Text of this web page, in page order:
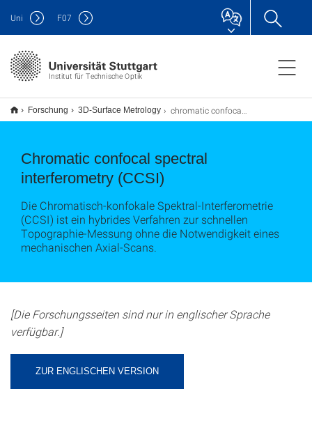
Institut für Technische Optik
Uni F07
Forschung 3D-Surface Metrology chromatic confocal spectral interferometry
Chromatic confocal spectral
interferometry (CCSI)
Die Chromatisch-konfokale Spektral-Interferometrie
(CCSI) ist ein hybrides Verfahren zur schnellen
Topographie-Messung ohne die Notwendigkeit eines
mechanischen Axial-Scans.
[Die Forschungsseiten sind nur in englischer Sprache
verfügbar.]
ZUR ENGLISCHEN VERSION